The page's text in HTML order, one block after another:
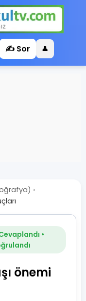
✍️ Sor 👤
›
•
önemi